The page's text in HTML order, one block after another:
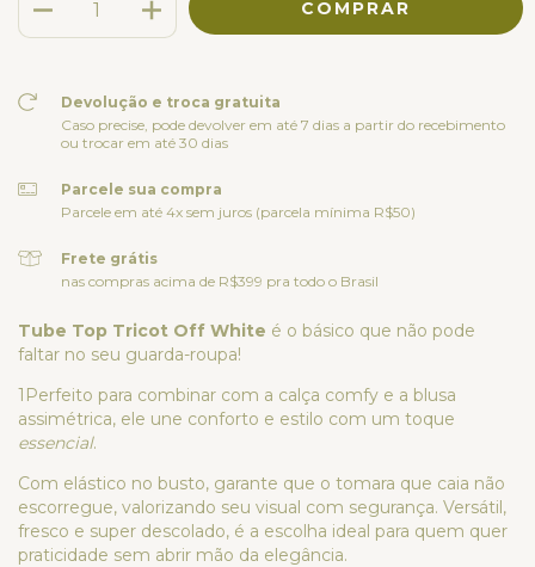
Devolução e troca gratuita
Caso precise, pode devolver em até 7 dias a partir do recebimento
ou trocar em até 30 dias
Parcele sua compra
Parcele em até 4x sem juros (parcela mínima R$50)
Frete grátis
nas compras acima de R$399 pra todo o Brasil
Tube Top Tricot Off White é o básico que não pode
faltar no seu guarda-roupa!
1Perfeito para combinar com a calça comfy e a blusa
assimétrica, ele une conforto e estilo com um toque
essencial.
Com elástico no busto, garante que o tomara que caia não
escorregue, valorizando seu visual com segurança. Versátil,
fresco e super descolado, é a escolha ideal para quem quer
praticidade sem abrir mão da elegância.